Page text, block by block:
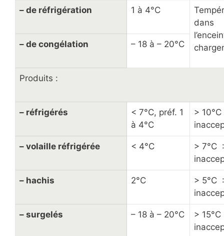
– de réfrigération 1 à 4°C
dans
– de congélation – 18 à – 20°C
Produits :
– réfrigérés
< 7°C, préf. 1
à 4°C
> 10°C
– volaille réfrigérée < 4°C
> 7°C :
– hachis 2°C
> 5°C :
– surgelés – 18 à – 20°C
> 15°C